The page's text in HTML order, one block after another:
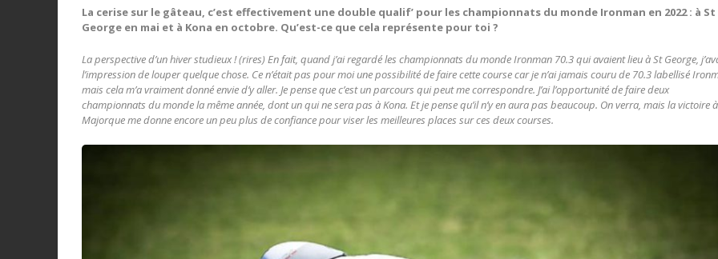
La cerise sur le gâteau, c’est effectivement une double qualif’ pour les championnats du monde Ironman en 2022 : à St
George en mai et à Kona en octobre. Qu’est-ce que cela représente pour toi ?
La perspective d’un hiver studieux ! (rires) En fait, quand j’ai regardé les championnats du monde Ironman 70.3 qui avaient lieu à St George,
l’impression de louper quelque chose. Ce n’était pas pour moi une possibilité de faire cette course car je n’ai jamais couru de 70.3 labellisé
mais cela m’a vraiment donné envie d’y aller. Je pense que c’est un parcours qui peut me correspondre. J’ai l’opportunité de faire deux
championnats du monde la même année, dont un qui ne sera pas à Kona. Et je pense qu’il n’y en aura pas beaucoup. On verra, mais la victoire à
Majorque me donne encore un peu plus de confiancepour viser les meilleures places sur ces deux courses.